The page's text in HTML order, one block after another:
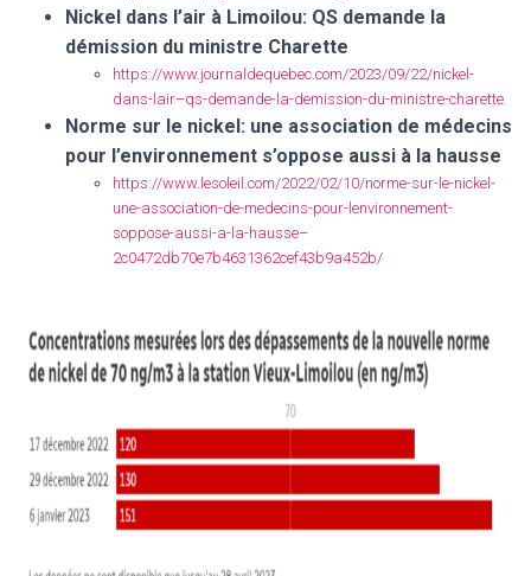
Nickel dans l’air à Limoilou: QS demande la
démission du ministre Charette
https://www.journaldequebec.com/2023/09/22/nickel-
dans-lair–qs-demande-la-demission-du-ministre-charette
Norme sur le nickel: une association de médecins
pour l’environnement s’oppose aussi à la hausse
https://www.lesoleil.com/2022/02/10/norme-sur-le-nickel-
une-association-de-medecins-pour-lenvironnement-
soppose-aussi-a-la-hausse–
2c0472db70e7b4631362cef43b9a452b/